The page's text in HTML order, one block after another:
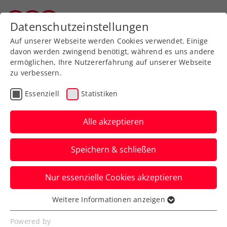
Zurück zur Newsübersicht
Turniere
Generali Open Kitzbühel:
Erler/Miedler verbleiben
im Doppel-Titelrennen
Das ÖTV-Davis-Cup-Doppel steht beim
ATP-Heimspiel in Tirol bereits in der
Vorschlussrunde.
Verfasst von: Manuel Wachta, 04.08.2023
Datenschutzeinstellungen
Auf unserer Webseite werden Cookies verwendet. Einige
davon werden zwingend benötigt, während es uns andere
ermöglichen, Ihre Nutzererfahrung auf unserer Webseite
zu verbessern.
Essenziell Statistiken
Alle akzeptieren
Speichern & schließen
Nur essenzielle Cookies akzeptieren
Essenziell
Essenzielle Cookies werden für grundlegende
Weitere Informationen anzeigen
Powered by